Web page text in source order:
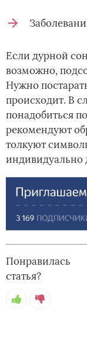
Если дурной
возможно,
Нужно
происходит. В
понадобиться
рекомендуют
толкуют
индивидуально
Понравилась
статья?